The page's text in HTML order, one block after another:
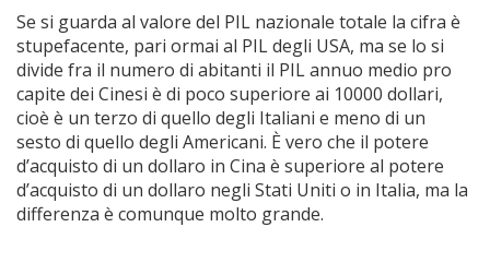
Se si guarda al valore del PIL nazionale totale la cifra è
stupefacente, pari ormai al PIL degli USA, ma se lo si
divide fra il numero di abitanti il PIL annuo medio pro
capite dei Cinesi è di poco superiore ai 10000 dollari,
cioè è un terzo di quello degli Italiani e meno di un
sesto di quello degli Americani. È vero che il potere
d’acquisto di un dollaro in Cina è superiore al potere
d’acquisto di un dollaro negli Stati Uniti o in Italia, ma la
differenza è comunque molto grande.